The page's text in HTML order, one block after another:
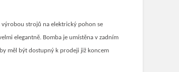
strojů na elektrický pohon se
elegantně. Bomba je umístěna v zadním
měl být dostupný k prodeji již koncem